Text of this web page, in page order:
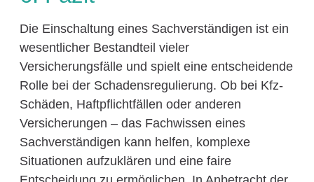
Die Einschaltung eines Sachverständigen ist ein
wesentlicher Bestandteil vieler
Versicherungsfälle und spielt eine entscheidende
Rolle bei der Schadensregulierung. Ob bei Kfz-
Schäden, Haftpflichtfällen oder anderen
Versicherungen – das Fachwissen eines
Sachverständigen kann helfen, komplexe
Situationen aufzuklären und eine faire